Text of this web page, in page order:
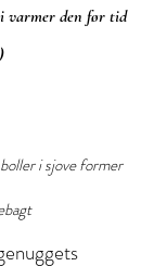
varmer den før tid
i sjove former​